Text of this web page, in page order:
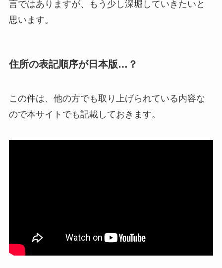
言ではありますが、もう少し深堀していきたいと
思います。
住所の表記順序が日本版…？
この件は、他の方でも取り上げられている内容な
ので本サイトでも記載しておきます。